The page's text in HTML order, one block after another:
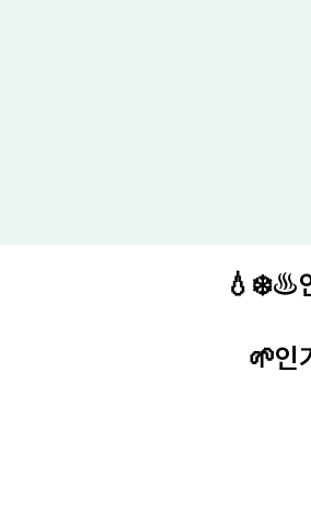
💧❄️♨️
🌱인